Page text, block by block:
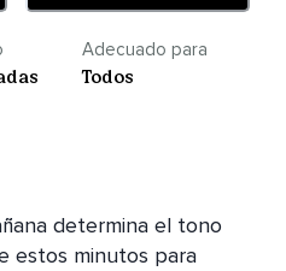
Adecuado para
Todos
determina el tono
estos minutos para